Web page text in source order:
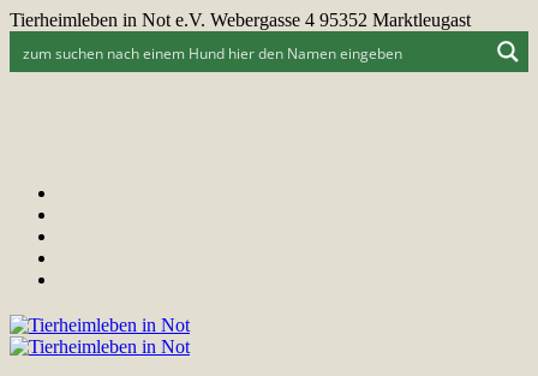
Tierheimleben in Not e.V. Webergasse 4 95352 Marktleugast